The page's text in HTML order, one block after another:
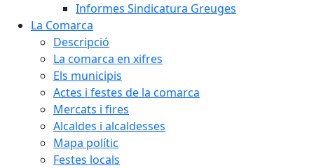
Informes Sindicatura Greuges
La Comarca
Descripció
La comarca en xifres
Els municipis
Actes i festes de la comarca
Mercats i fires
Alcaldes i alcaldesses
Mapa polític
Festes locals